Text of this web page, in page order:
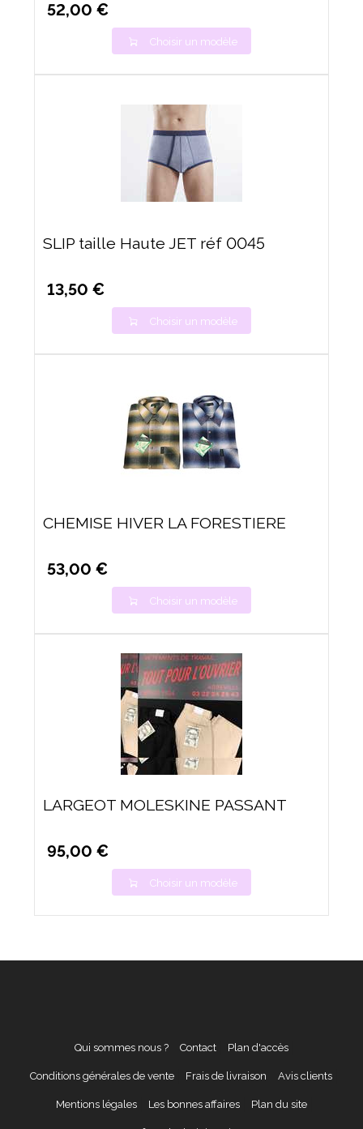
52,00 €
Choisir un modèle
SLIP taille Haute JET réf 0045
13,50 €
Choisir un modèle
CHEMISE HIVER LA FORESTIERE
53,00 €
Choisir un modèle
LARGEOT MOLESKINE PASSANT
95,00 €
Choisir un modèle
Qui sommes nous ? Contact Plan d'accès
Conditions générales de vente Frais de livraison Avis clients
Mentions légales Les bonnes affaires Plan du site